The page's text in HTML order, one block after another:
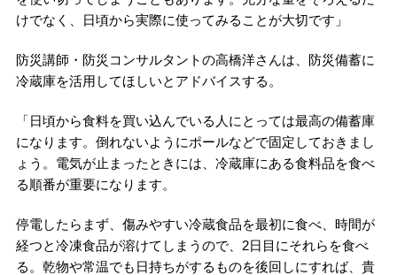
けでなく、日頃から実際に使ってみることが大切です」
防災講師・防災コンサルタントの高橋洋さんは、防災備蓄に
冷蔵庫を活用してほしいとアドバイスする。
「日頃から食料を買い込んでいる人にとっては最高の備蓄庫
になります。倒れないようにポールなどで固定しておきまし
ょう。電気が止まったときには、冷蔵庫にある食料品を食べ
る順番が重要になります。
停電したらまず、傷みやすい冷蔵食品を最初に食べ、時間が
経つと冷凍食品が溶けてしまうので、2日目にそれらを食べ
る。乾物や常温でも日持ちがするものを後回しにすれば、貴